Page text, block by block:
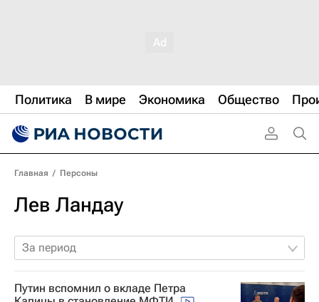
Политика В мире Экономика Общество
Главная / Персоны
Лев Ландау
За период
Путин вспомнил о вкладе Петра